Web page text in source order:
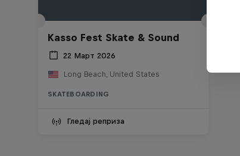
Kasso Fest Skate & Sound
22 Март 2026
Long Beach, United States
SKATEBOARDING
Гледај реприза